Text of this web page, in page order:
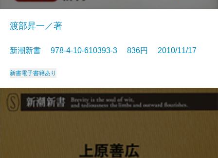
渡部昇一／著
新潮新書 978-4-10-610393-3 836円 2010/11/17
新書電子書籍あり